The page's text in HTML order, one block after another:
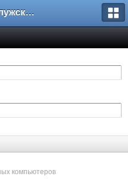
Блоги Калужского перекрестка
компьютеров